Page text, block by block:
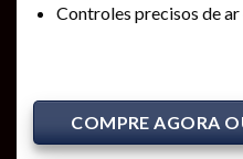
Controles precisos de
COMPRE AGORA